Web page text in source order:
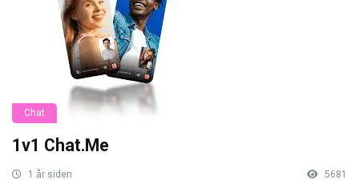
Chat
1v1 Chat.Me
1 år siden 5681